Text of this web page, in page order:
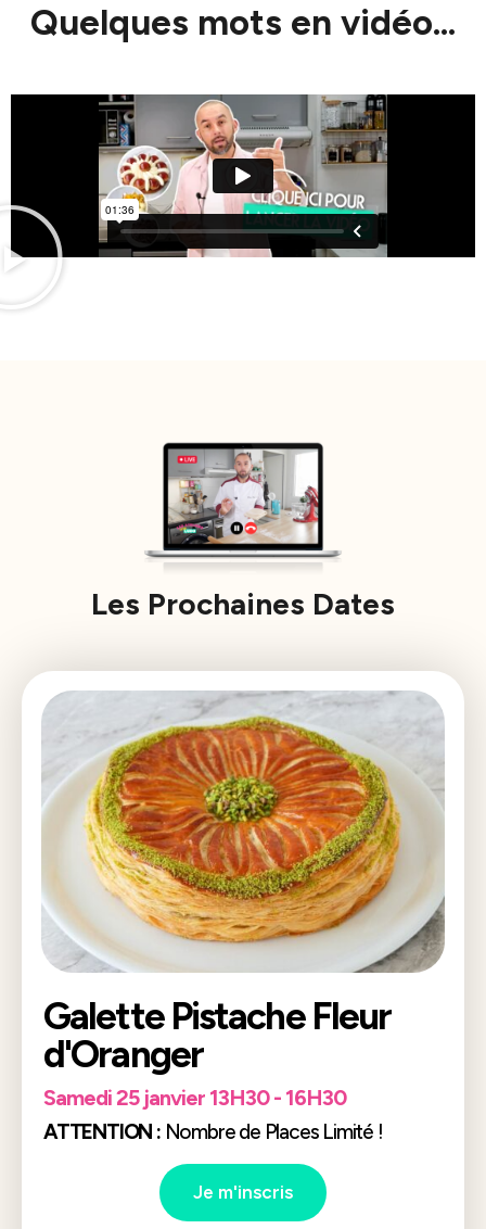
Quelques mots en vidéo...
Les Prochaines Dates
Galette Pistache Fleur
d'Oranger
Samedi 25 janvier 13H30 - 16H30
ATTENTION :Nombre de Places Limité !
Je m'inscris